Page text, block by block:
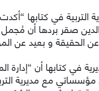
التربية في كتابها “أكدت
صقر بردها أن
الحقيقة و بعيد عن
في كتابها أن “إدارة
مع مديرية